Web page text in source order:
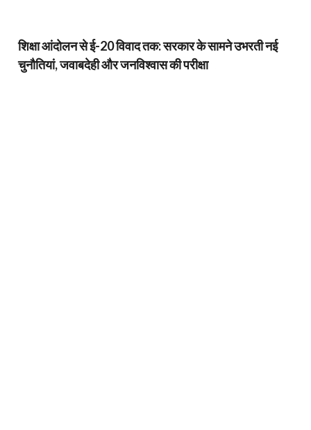
शिक्षा आंदोलन से ई-20 विवाद तक: सरकार के सामने उभरती नई
चुनौतियां, जवाबदेही और जनविश्वास की परीक्षा